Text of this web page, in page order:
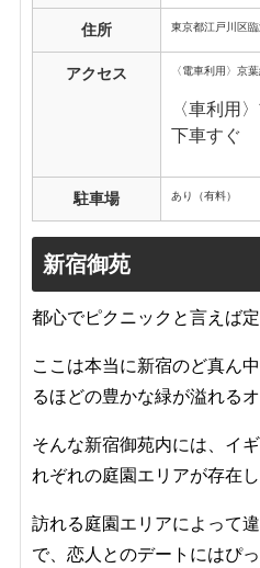
住所 東京都江戸川区
アクセス 〈電車利用〉京
〈車利用
下車すぐ
駐車場 あり（有料）
新宿御苑
都心でピクニックと言えば
ここは本当に新宿のど真ん
るほどの豊かな緑が溢れるオ
そんな新宿御苑内には、イ
れぞれの庭園エリアが存在し
訪れる庭園エリアによって
で、恋人とのデートにはぴっ